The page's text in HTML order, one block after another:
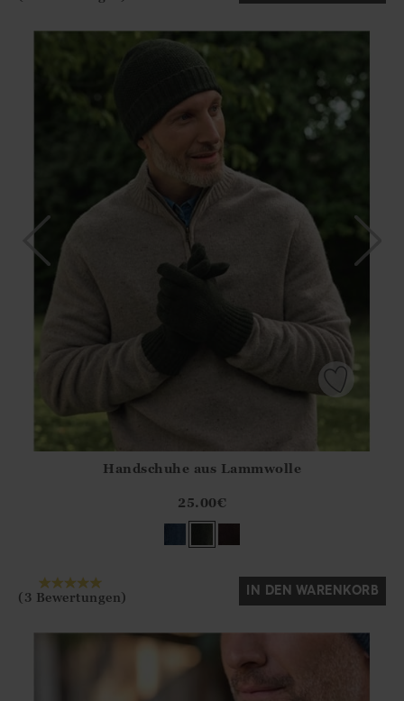
?? ""
Ja Nein
Handschuhe aus Lammwolle
25.00€
(3 Bewertungen) IN DEN WARENKORB